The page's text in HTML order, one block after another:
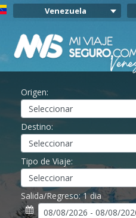
Venezuela
Colombia
Mexico
Peru
Origen:
Destino:
Tipo de Viaje:
Salida/Regreso:1 dia